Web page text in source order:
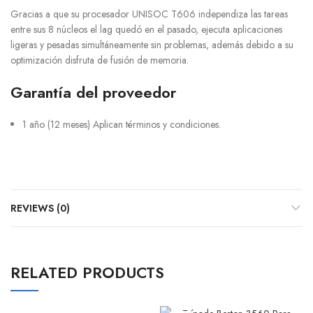
Gracias a que su procesador UNISOC T606 independiza las tareas
entre sus 8 núcleos el lag quedó en el pasado, ejecuta aplicaciones
ligeras y pesadas simultáneamente sin problemas, además debido a su
optimización disfruta de fusión de memoria.
Garantía del proveedor
1 año (12 meses) Aplican términos y condiciones.
REVIEWS (0)
RELATED PRODUCTS